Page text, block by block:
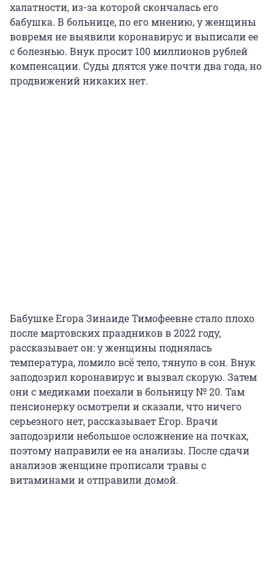
халатности, из-за которой скончалась его
бабушка. В больнице, по его мнению, у женщины
вовремя не выявили коронавирус и выписали ее
с болезнью. Внук просит 100 миллионов рублей
компенсации. Суды длятся уже почти два года, но
продвижений никаких нет.
Бабушке Егора Зинаиде Тимофеевне стало плохо
после мартовских праздников в 2022 году,
рассказывает он: у женщины поднялась
температура, ломило всё тело, тянуло в сон. Внук
заподозрил коронавирус и вызвал скорую. Затем
они с медиками поехали в больницу № 20. Там
пенсионерку осмотрели и сказали, что ничего
серьезного нет, рассказывает Егор. Врачи
заподозрили небольшое осложнение на почках,
поэтому направили ее на анализы. После сдачи
анализов женщине прописали травы с
витаминами и отправили домой.